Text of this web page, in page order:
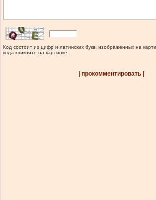
Код состоит из цифр и латинских букв, изображенных на
кода кликните на картинке.
| прокомментировать |